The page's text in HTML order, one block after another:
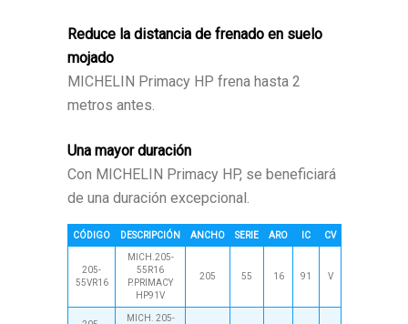
Reduce la distancia de frenado en suelo
mojado
MICHELIN Primacy HP frena hasta 2
metros antes.
Una mayor duración
Con MICHELIN Primacy HP, se beneficiará
de una duración excepcional.
CÓDIGO DESCRIPCIÓN ANCHO SERIE ARO IC CV
205-
55VR16
MICH.205-
55R16
P.PRIMACY
HP91V
205 55 16 91 V
MICH. 205-